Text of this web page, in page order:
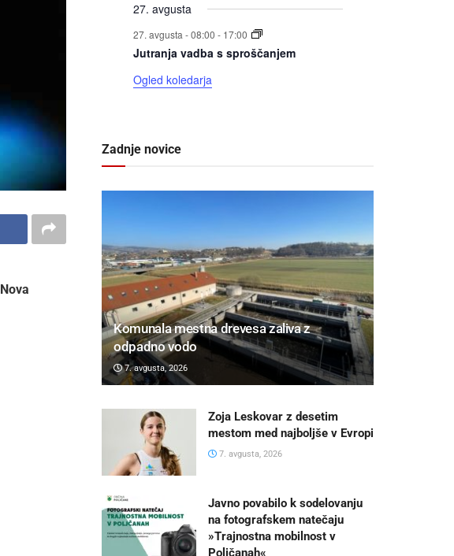
Nova
27. avgusta
27. avgusta - 08:00 - 17:00
Jutranja vadba s sproščanjem
Ogled koledarja
Zadnje novice
Komunala mestna drevesa zaliva z
odpadno vodo
7. avgusta, 2026
Zoja Leskovar z desetim
mestom med najboljše v Evropi
7. avgusta, 2026
Javno povabilo k sodelovanju
na fotografskem natečaju
»Trajnostna mobilnost v
Poljčanah«